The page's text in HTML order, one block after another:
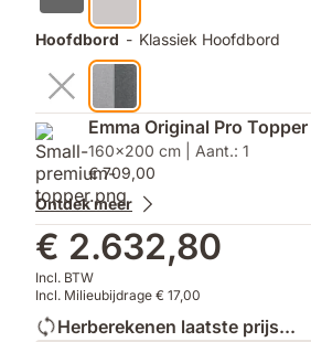
Hoofdbord - Klassiek Hoofdbord
Emma Original Pro Topper
160x200 cm | Aant.: 1
€ 709,00
Ontdek meer
€ 2.632,80
Incl. BTW
Incl. Milieubijdrage € 17,00
Herberekenen laatste prijs...